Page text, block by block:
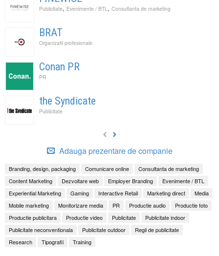
Publicitate, Evenimente / BTL , Consultanta de marketing
BRAT
Organizatii profesionale
Conan PR
PR
the Syndicate
Publicitate
Adauga prezentare de companie
Branding, design, packaging Comunicare online
Consultanta de marketing
Content Marketing
Dezvoltare web Employer Branding
Evenimente / BTL
Experiential Marketing
Gaming Interactive Retail Marketing direct
Media
Mobile marketing
Monitorizare media PR Productie audio
Productie foto
Productie publicitara
Productie video Publicitate
Publicitate indoor
Publicitate neconventionala
Publicitate outdoor
Regii de publicitate
Research
Tipografii Training